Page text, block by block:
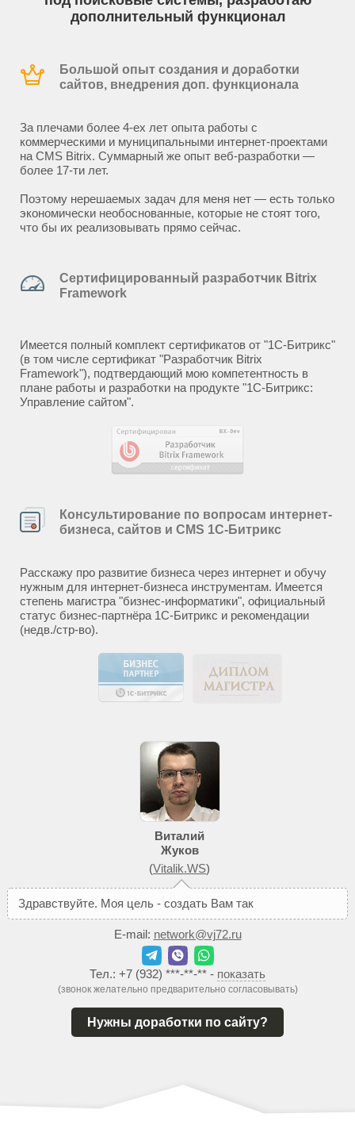
дополнительный функционал
Большой опыт создания и доработки
сайтов, внедрения доп. функционала
За плечами более 4-ех лет опыта работы с
коммерческими и муниципальными интернет-проектами
на CMS Bitrix. Суммарный же опыт веб-разработки —
более 17-ти лет.
Поэтому нерешаемых задач для меня нет — есть только
экономически необоснованные, которые не стоят того,
что бы их реализовывать прямо сейчас.
Сертифицированный разработчик Bitrix
Framework
Имеется полный комплект сертификатов от "1С-Битрикс"
(в том числе сертификат "Разработчик Bitrix
Framework"), подтвердающий мою компетентность в
плане работы и разработки на продукте "1С-Битрикс:
Управление сайтом".
Консультирование по вопросам интернет-
бизнеса, сайтов и CMS 1С-Битрикс
Расскажу про развитие бизнеса через интернет и обучу
нужным для интернет-бизнеса инструментам. Имеется
степень магистра "бизнес-информатики", официальный
статус бизнес-партнёра 1С-Битрикс и рекомендации
(недв./стр-во).
Виталий
Жуков
(Vitalik.WS)
Здравствуйте. Моя цель - создать Вам тако
E-mail: network@vj72.ru
Тел.: +7 (932) ***-**-** - показать
(звонок желательно предварительно согласовывать)
Нужны доработки по сайту?